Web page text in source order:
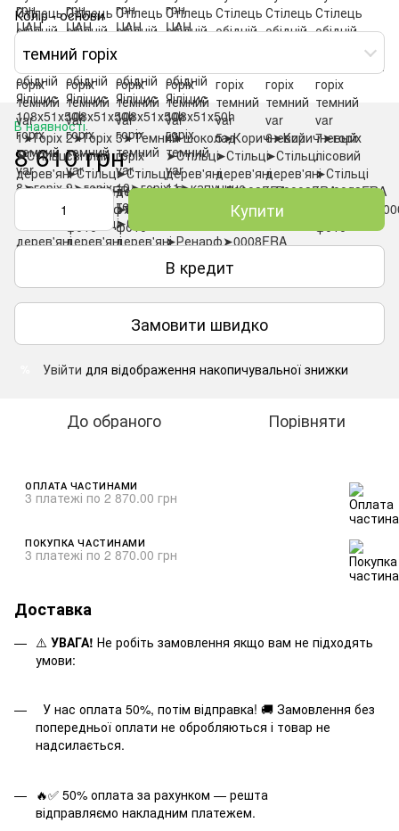
Колір - основи
темний горіх
В наявності
8 610 грн
Купити
В кредит
Замовити швидко
Увійти для відображення накопичувальної знижки
До обраного Порівняти
ОПЛАТА ЧАСТИНАМИ
3 платежі по 2 870.00 грн
ПОКУПКА ЧАСТИНАМИ
3 платежі по 2 870.00 грн
Доставка
⚠️ УВАГА! Не робіть замовлення якщо вам не підходять
умови:
У нас оплата 50%, потім відправка! 🚚 Замовлення без
попередньої оплати не обробляються і товар не
надсилається.
🔥✅ 50% оплата за рахунком — решта
відправляємо накладним платежем.